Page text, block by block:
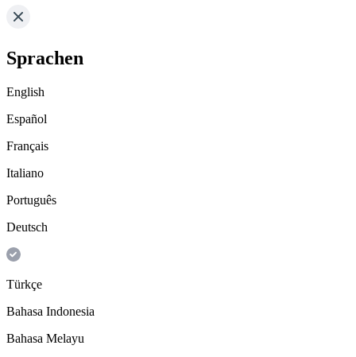
Sprachen
English
Español
Français
Italiano
Português
Deutsch
Türkçe
Bahasa Indonesia
Bahasa Melayu